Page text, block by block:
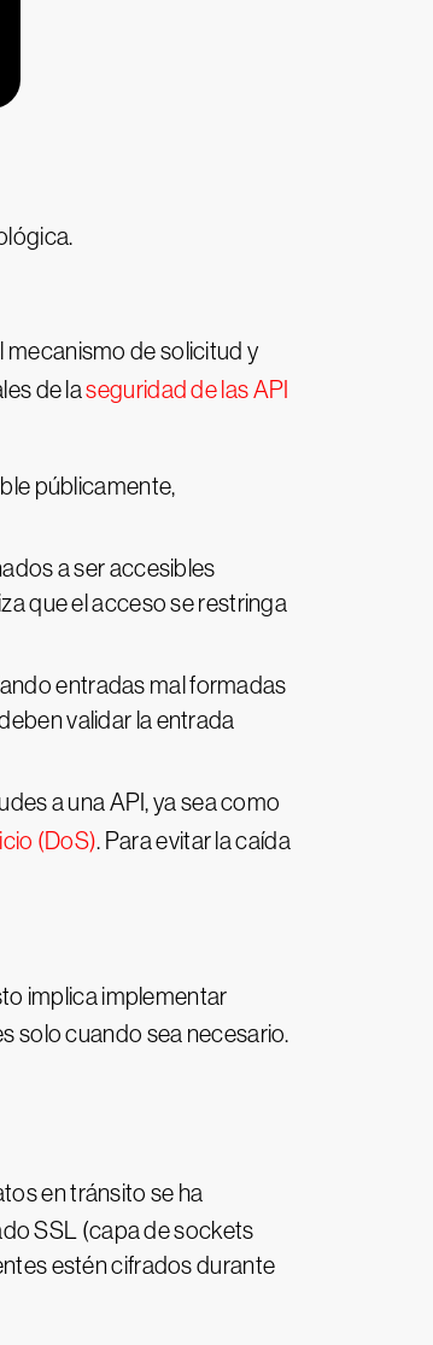
mecanismo de solicitud y
de laseguridad de las API
públicamente,
a ser accesibles
que el acceso se restringa
entradas mal formadas
validar la entrada
a una API, ya sea como
(DoS). Para evitar la caída
implica implementar
solo cuando sea necesario.
en tránsito se ha
SSL (capa de sockets
estén cifrados durante